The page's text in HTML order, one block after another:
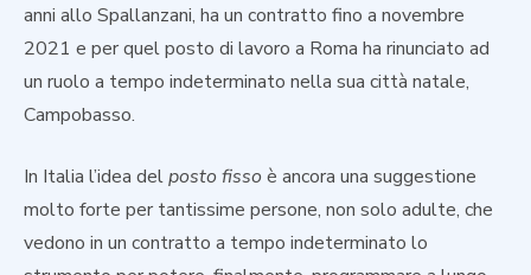
anni allo Spallanzani, ha un contratto fino a novembre
2021 e per quel posto di lavoro a Roma ha rinunciato ad
un ruolo a tempo indeterminato nella sua città natale,
Campobasso.
In Italia l’idea delposto fissoè ancora una suggestione
molto forte per tantissime persone, non solo adulte, che
vedono in un contratto a tempo indeterminato lo